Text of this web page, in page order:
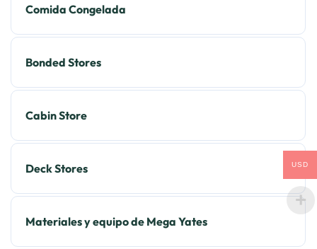
Comida Congelada
Bonded Stores
Cabin Store
Deck Stores
Materiales y equipo de Mega Yates
USD